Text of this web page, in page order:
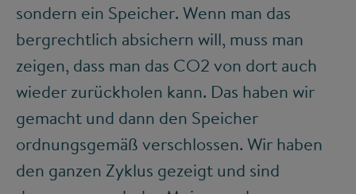
sondern ein Speicher. Wenn man das
bergrechtlich absichern will, muss man
zeigen, dass man das CO2 von dort auch
wieder zurückholen kann. Das haben wir
gemacht und dann den Speicher
ordnungsgemäß verschlossen. Wir haben
den ganzen Zyklus gezeigt und sind